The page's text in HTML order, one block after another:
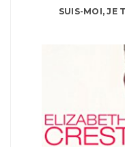
SUIS-MOI, JE